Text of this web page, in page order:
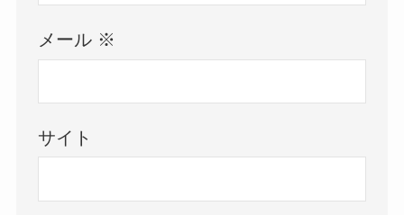
メール ※
サイト